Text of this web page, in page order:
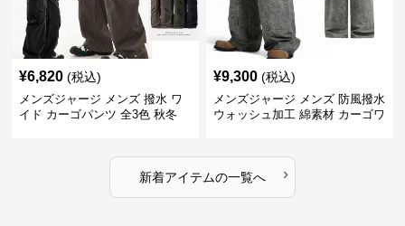
¥6,820 (税込)
メンズジャージ メンズ 撥水 ワ
イド カーゴパンツ 全3色 秋冬
¥9,300 (税込)
メンズジャージ メンズ 防風撥水
ウォッシュ加工 綿素材 カーゴワ
新着アイテムの一覧へ ›